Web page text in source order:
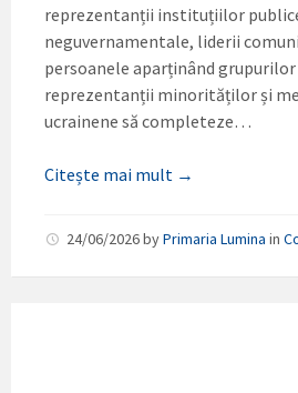
reprezentanții instituțiilor
neguvernamentale, liderii
persoanele aparținând
reprezentanții minorităților și
ucrainene să completeze…
Citește mai mult →
24/06/2026byPrimaria Lumina in